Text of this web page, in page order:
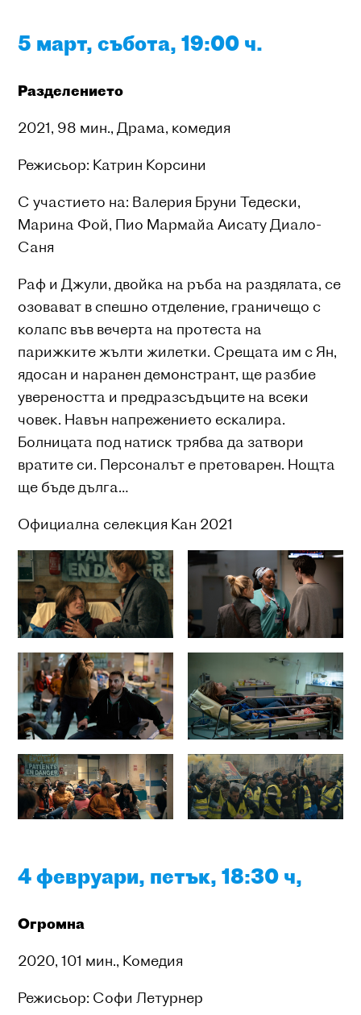
5 март, събота, 19:00 ч.
Разделението
2021, 98 мин., Драма, комедия
Режисьор: Катрин Корсини
С участието на: Валерия Бруни Тедески,
Марина Фой, Пио Мармайa Аисату Диало-
Саня
Раф и Джули, двойка на ръба на раздялата, се
озовават в спешно отделение, граничещо с
колапс във вечерта на протеста на
парижките жълти жилетки. Срещата им с Ян,
ядосан и наранен демонстрант, ще разбие
увереността и предразсъдъците на всеки
човек. Навън напрежението ескалира.
Болницата под натиск трябва да затвори
вратите си. Персоналът е претоварен. Нощта
ще бъде дълга…
Официална селекция Кан 2021
4 февруари, петък, 18:30 ч,
Огромна
2020, 101 мин., Комедия
Режисьор: Софи Летурнер